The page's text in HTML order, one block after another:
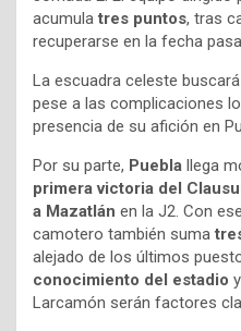
acumulatres puntos, tras
recuperarse en la fecha
La escuadra celeste
pese a las complicaciones
presencia de su afición en
Por su parte, Puebla llega
primera victoria del
a Mazatlán en la J2. Con
camotero también suma
alejado de los últimos
conocimiento del estadio
Larcamón serán factores